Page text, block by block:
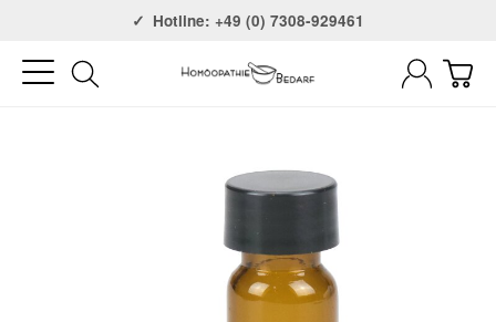
Versandkostenfrei ab 75€Hotline: +49 (0) 7308-929461